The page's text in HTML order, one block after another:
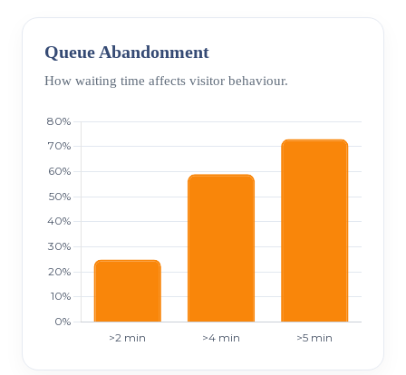
Queue Abandonment
How waiting time affects visitor behaviour.